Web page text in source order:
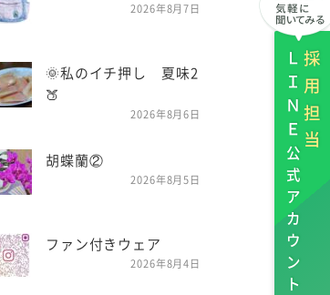
採用担当
ＬＩＮＥ
公式アカウント
2026年8月7日
🌞私のイチ押し 夏味2
🍑
2026年8月6日
胡蝶蘭②
2026年8月5日
ファン付きウェア
2026年8月4日